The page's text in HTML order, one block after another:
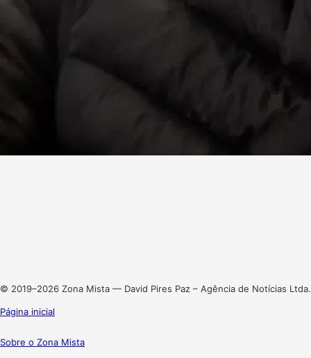
© 2019–2026 Zona Mista — David Pires Paz – Agência de Notícias Ltda.
Página inicial
Sobre o Zona Mista